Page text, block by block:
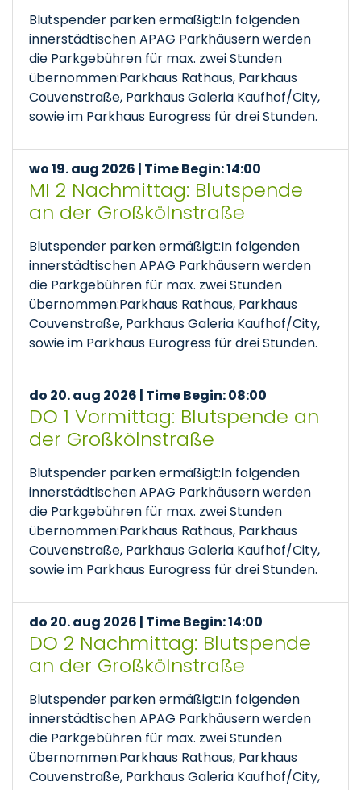
Blutspender parken ermäßigt:In folgenden
innerstädtischen APAG Parkhäusern werden
die Parkgebühren für max. zwei Stunden
übernommen:Parkhaus Rathaus, Parkhaus
Couvenstraße, Parkhaus Galeria Kaufhof/City,
sowie im Parkhaus Eurogress für drei Stunden.
wo 19. aug 2026 | Time Begin: 14:00
MI 2 Nachmittag: Blutspende
an der Großkölnstraße
Blutspender parken ermäßigt:In folgenden
innerstädtischen APAG Parkhäusern werden
die Parkgebühren für max. zwei Stunden
übernommen:Parkhaus Rathaus, Parkhaus
Couvenstraße, Parkhaus Galeria Kaufhof/City,
sowie im Parkhaus Eurogress für drei Stunden.
do 20. aug 2026 | Time Begin: 08:00
DO 1 Vormittag: Blutspende an
der Großkölnstraße
Blutspender parken ermäßigt:In folgenden
innerstädtischen APAG Parkhäusern werden
die Parkgebühren für max. zwei Stunden
übernommen:Parkhaus Rathaus, Parkhaus
Couvenstraße, Parkhaus Galeria Kaufhof/City,
sowie im Parkhaus Eurogress für drei Stunden.
do 20. aug 2026 | Time Begin: 14:00
DO 2 Nachmittag: Blutspende
an der Großkölnstraße
Blutspender parken ermäßigt:In folgenden
innerstädtischen APAG Parkhäusern werden
die Parkgebühren für max. zwei Stunden
übernommen:Parkhaus Rathaus, Parkhaus
Couvenstraße, Parkhaus Galeria Kaufhof/City,